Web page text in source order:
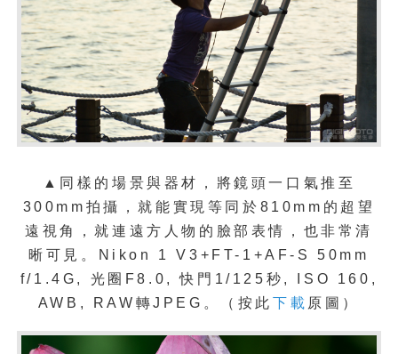
▲同樣的場景與器材，將鏡頭一口氣推至
300mm拍攝，就能實現等同於 810mm的超望
遠視角，就連遠方人物的臉部表情，也非常清
晰可見。Nikon 1 V3+FT-1+AF-S 50mm
f/1.4G, 光圈F8.0, 快門1/125秒, ISO 160,
AWB, RAW轉JPEG。（按此下載 原圖）